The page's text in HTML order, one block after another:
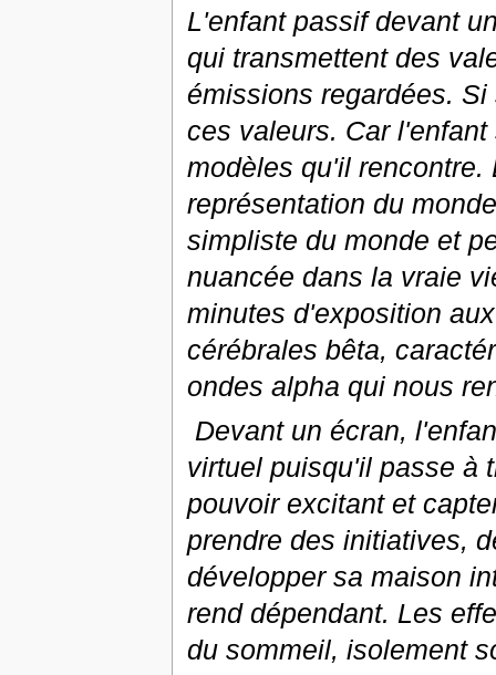
L'enfant passif devant
qui transmettent des
émissions regardées.
ces valeurs. Car
modèles qu'il
représentation du
simpliste du monde et
nuancée dans la vraie
minutes d'exposition
cérébrales bêta,
ondes alpha qui nous
Devant un écran,
virtuel puisqu'il passe à
pouvoir excitant et
prendre des initiatives,
développer sa maison
rend dépendant. Les
du sommeil, isolement